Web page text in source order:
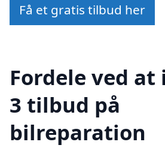
Få et gratis tilbud her
Fordele ved
3 tilbud på
bilreparation